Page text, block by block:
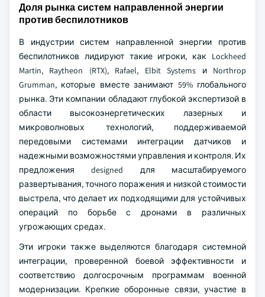
Доля рынка систем направленной энергии
против беспилотников
В индустрии систем направленной энергии против
беспилотников лидируют такие игроки, как Lockheed
Martin, Raytheon (RTX), Rafael, Elbit Systems и Northrop
Grumman, которые вместе занимают 59% глобального
рынка. Эти компании обладают глубокой экспертизой в
области высокоэнергетических лазерных и
микроволновых технологий, поддерживаемой
передовыми системами интеграции датчиков и
надежными возможностями управления и контроля. Их
предложения designed для масштабируемого
развертывания, точного поражения и низкой стоимости
выстрела, что делает их подходящими для устойчивых
операций по борьбе с дронами в различных
угрожающих средах.
Эти игроки также выделяются благодаря системной
интеграции, проверенной боевой эффективности и
соответствию долгосрочным программам военной
модернизации. Крепкие оборонные связи, участие в